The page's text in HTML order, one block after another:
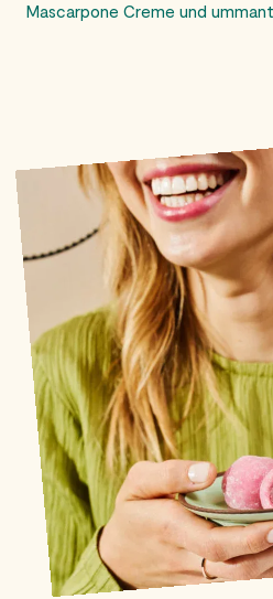
Mascarpone Creme und